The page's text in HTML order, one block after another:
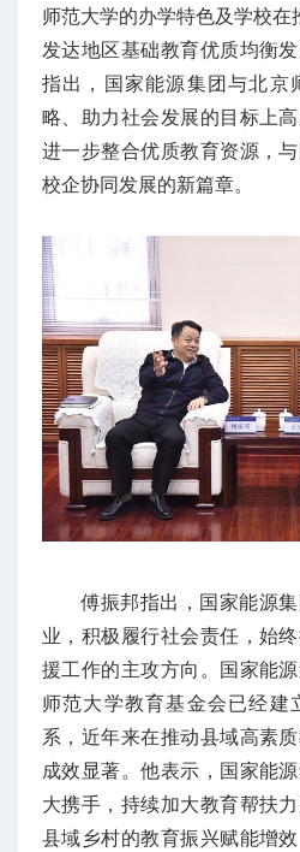
师范大学的办学特色及学校在
发达地区基础教育优质均衡
指出，国家能源集团与北京
略、助力社会发展的目标上
进一步整合优质教育资源，
校企协同发展的新篇章。
傅振邦指出，国家能源
业，积极履行社会责任，始
援工作的主攻方向。国家能
师范大学教育基金会已经建
系，近年来在推动县域高素
成效显著。他表示，国家能
大携手，持续加大教育帮扶
县域乡村的教育振兴赋能增